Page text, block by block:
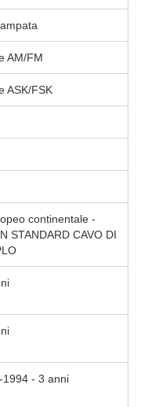
AM/FM
ASK/FSK
continentale -
STANDARD CAVO DI
1994 - 3 anni